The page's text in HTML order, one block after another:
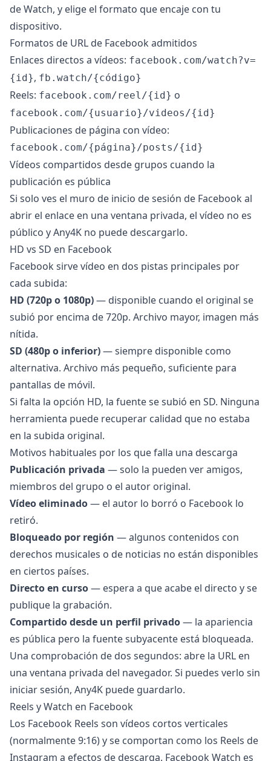
de Watch, y elige el formato que encaje con tu
dispositivo.
Formatos de URL de Facebook admitidos
Enlaces directos a vídeos: facebook.com/watch?v=
{id}, fb.watch/{código}
Reels: facebook.com/reel/{id} o
facebook.com/{usuario}/videos/{id}
Publicaciones de página con vídeo:
facebook.com/{página}/posts/{id}
Vídeos compartidos desde grupos cuando la
publicación es pública
Si solo ves el muro de inicio de sesión de Facebook al
abrir el enlace en una ventana privada, el vídeo no es
público y Any4K no puede descargarlo.
HD vs SD en Facebook
Facebook sirve vídeo en dos pistas principales por
cada subida:
HD (720p o 1080p)— disponible cuando el original se
subió por encima de 720p. Archivo mayor, imagen más
nítida.
SD (480p o inferior)— siempre disponible como
alternativa. Archivo más pequeño, suficiente para
pantallas de móvil.
Si falta la opción HD, la fuente se subió en SD. Ninguna
herramienta puede recuperar calidad que no estaba
en la subida original.
Motivos habituales por los que falla una descarga
Publicación privada — solo la pueden ver amigos,
miembros del grupo o el autor original.
Vídeo eliminado— el autor lo borró o Facebook lo
retiró.
Bloqueado por región — algunos contenidos con
derechos musicales o de noticias no están disponibles
en ciertos países.
Directo en curso— espera a que acabe el directo y se
publique la grabación.
Compartido desde un perfil privado— la apariencia
es pública pero la fuente subyacente está bloqueada.
Una comprobación de dos segundos: abre la URL en
una ventana privada del navegador. Si puedes verlo sin
iniciar sesión, Any4K puede guardarlo.
Reels y Watch en Facebook
Los Facebook Reels son vídeos cortos verticales
(normalmente 9:16) y se comportan como los Reels de
Instagram a efectos de descarga. Facebook Watch es